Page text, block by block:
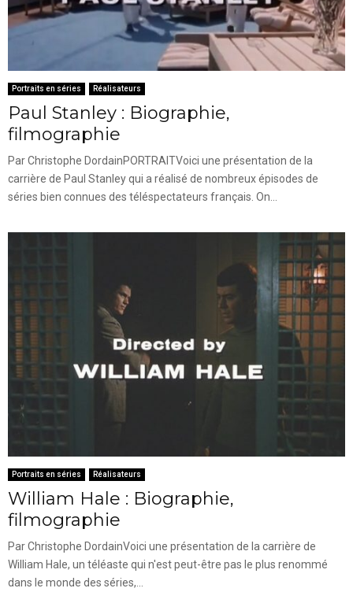
Portraits en séries Réalisateurs
Paul Stanley : Biographie,
filmographie
Par Christophe DordainPORTRAITVoici une présentation de la
carrière de Paul Stanley qui a réalisé de nombreux épisodes de
séries bien connues des téléspectateurs français. On...
Portraits en séries Réalisateurs
William Hale : Biographie,
filmographie
Par Christophe DordainVoici une présentation de la carrière de
William Hale, un téléaste qui n'est peut-être pas le plus renommé
dans le monde des séries,...